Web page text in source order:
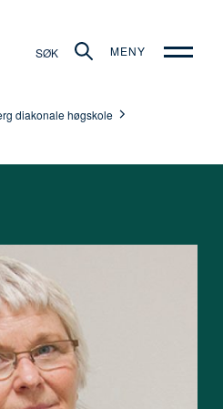
SØK MENY
diakonale høgskole